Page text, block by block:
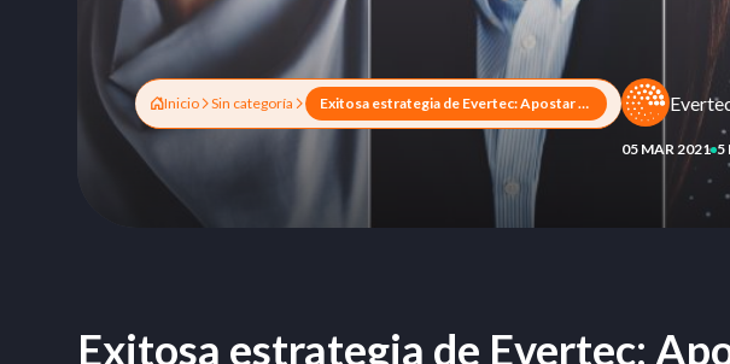
Inicio Sin categoría Exitosa estrategia de Evertec: Apostar por la diversidad, equidad e inclusión
05 MAR 2021 5
Exitosa estrategia de Evertec: